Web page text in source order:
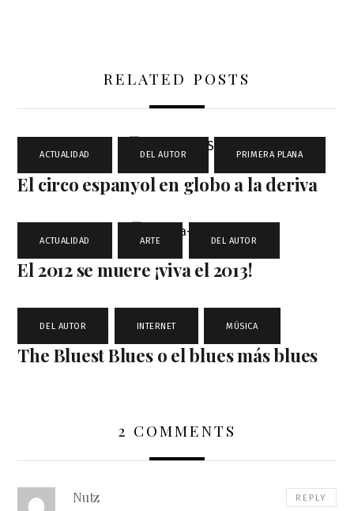
RELATED POSTS
ACTUALIDAD DEL AUTOR PRIMERA PLANA
El circo espanyol en globo a la deriva
ACTUALIDAD ARTE DEL AUTOR
El 2012 se muere ¡viva el 2013!
DEL AUTOR INTERNET MÚSICA
The Bluest Blues o el blues más blues
2 COMMENTS
Nutz REPLY